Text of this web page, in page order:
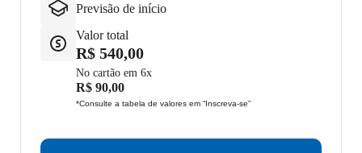
Previsão de início
Valor total
R$ 540,00
No cartão em 6x
R$ 90,00
*Consulte a tabela de valores em “Inscreva-se”